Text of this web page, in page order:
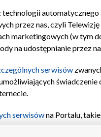
Moje zgody
przez nas, czyli
marketingowych (w tym
na udostępnianie przez
serwisów
świadczenie
serwisówna Portalu,